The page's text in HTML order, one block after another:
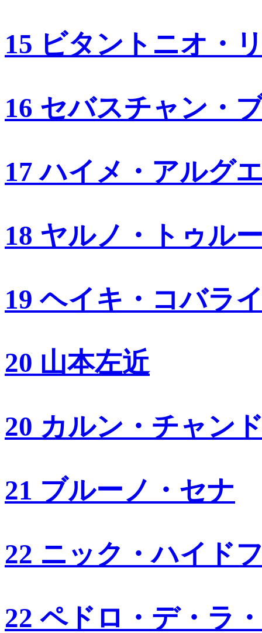
15 ビタントニオ・
16 セバスチャン・
17 ハイメ・アルグ
18 ヤルノ・トゥル
19 ヘイキ・コバラ
20 山本左近
20 カルン・チャン
21 ブルーノ・セナ
22 ニック・ハイド
22 ペドロ・デ・ラ